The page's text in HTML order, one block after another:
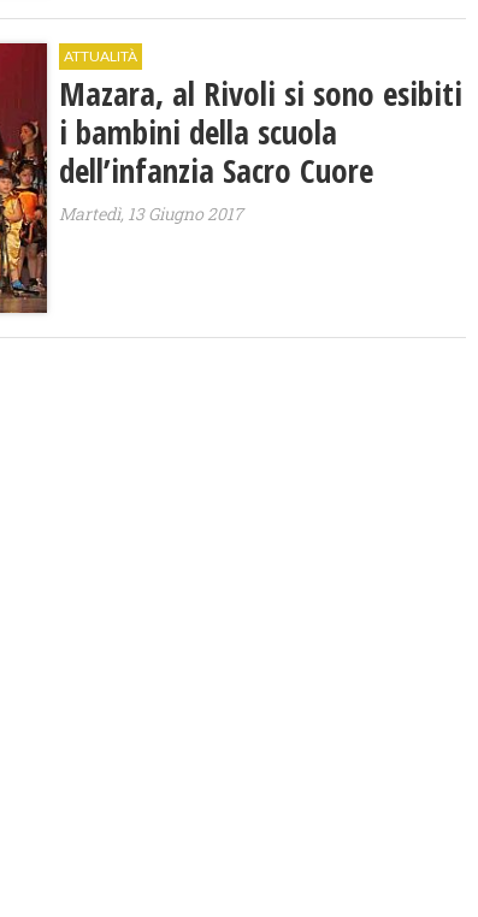
ATTUALITÀ
Mazara, al Rivoli si sono esibiti
i bambini della scuola
dell’infanzia Sacro Cuore
Martedì, 13 Giugno 2017